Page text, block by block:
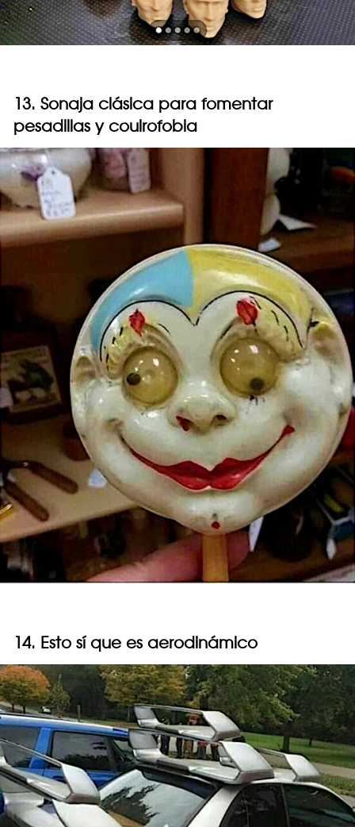
13. Sonaja clásica para fomentar
pesadillas y coulrofobia
14. Esto sí que es aerodinámico